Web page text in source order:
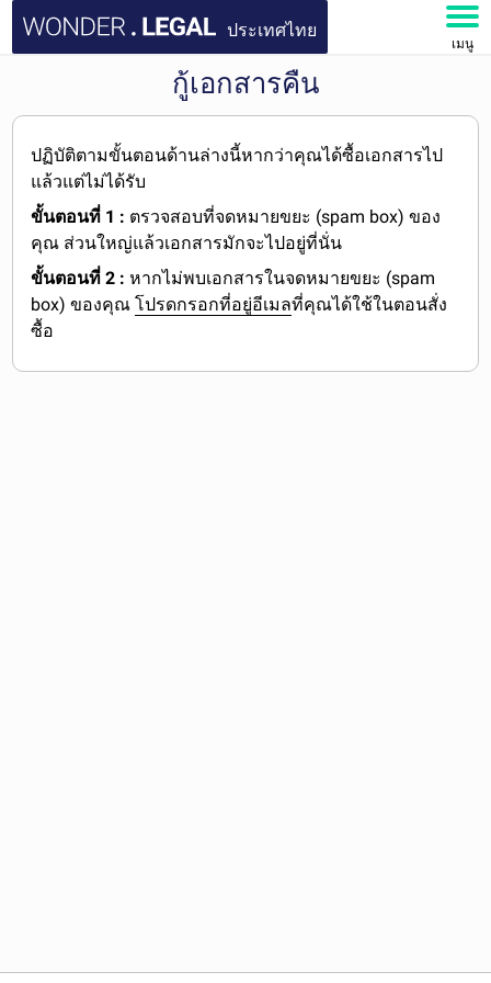
ประเทศไทย
เมนู
คำถามที่พบบ่อย
บัญชีของฉัน
กู้เอกสารคืน
ปฏิบัติตามขั้นตอนด้านล่างนี้หากว่าคุณได้ซื้อเอกสารไป
แล้วแต่ไม่ได้รับ
ขั้นตอนที่ 1 : ตรวจสอบที่จดหมายขยะ (spam box) ของ
คุณ ส่วนใหญ่แล้วเอกสารมักจะไปอยู่ที่นั่น
ขั้นตอนที่ 2 : หากไม่พบเอกสารในจดหมายขยะ (spam
box) ของคุณโปรดกรอกที่อยู่อีเมลที่คุณได้ใช้ในตอนสั่ง
ซื้อ